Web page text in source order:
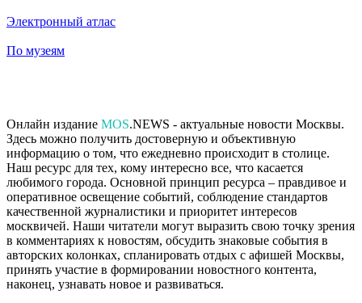
Электронный атлас
По музеям
Онлайн издание MOS.NEWS - актуальные новости Москвы.
Здесь можно получить достоверную и объективную
информацию о том, что ежедневно происходит в столице.
Наш ресурс для тех, кому интересно все, что касается
любимого города. Основной принцип ресурса – правдивое и
оперативное освещение событий, соблюдение стандартов
качественной журналистики и приоритет интересов
москвичей. Наши читатели могут выразить свою точку зрения
в комментариях к новостям, обсудить знаковые события в
авторских колонках, спланировать отдых с афишей Москвы,
принять участие в формировании новостного контента,
наконец, узнавать новое и развиваться.